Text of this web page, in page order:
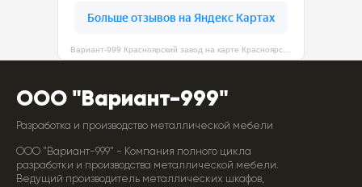
ООО "Вариант-999"
Разработка и производство металлической мебели
ООО "Вариант-999" - Компания полного цикла
разработки и производства металлической мебели.
Ведущий производитель металлических шкафов,